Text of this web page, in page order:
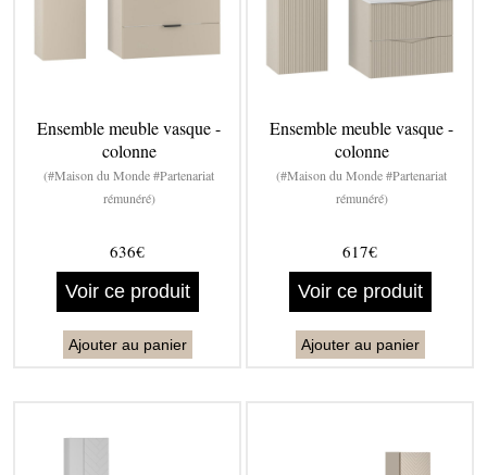
Ensemble meuble vasque -
colonne
(#Maison du Monde #Partenariat
rémunéré)
636€
Voir ce produit
Ajouter au panier
Ensemble meuble vasque -
colonne
(#Maison du Monde #Partenariat
rémunéré)
617€
Voir ce produit
Ajouter au panier